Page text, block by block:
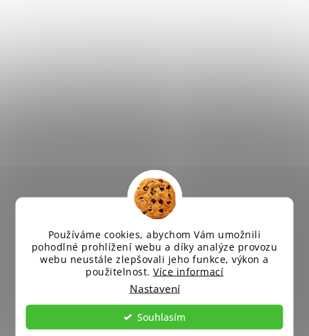
Používáme cookies, abychom Vám umožnili
pohodlné prohlížení webu a díky analýze provozu
webu neustále zlepšovali jeho funkce, výkon a
použitelnost. Více informací
Nastavení
Souhlasím